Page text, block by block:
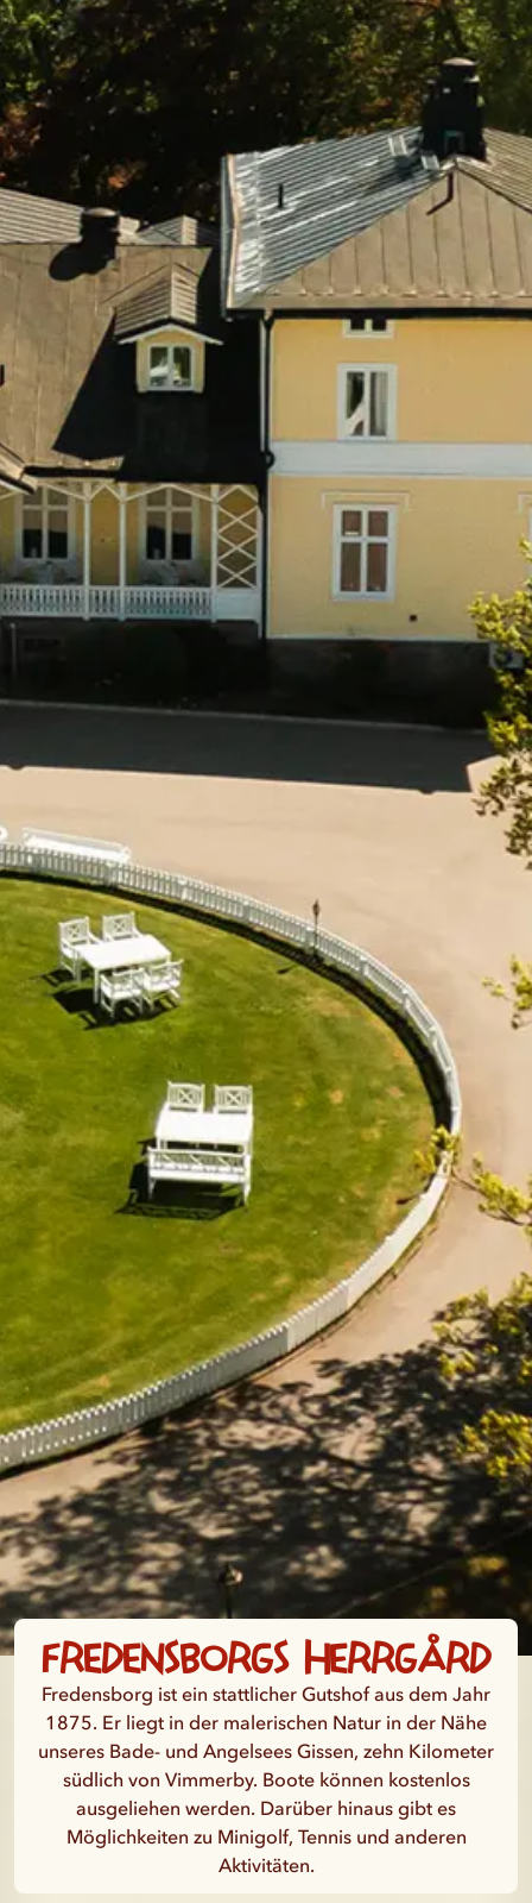
Fredensborgs Herrgård
Fredensborg ist ein stattlicher Gutshof aus dem Jahr
1875. Er liegt in der malerischen Natur in der Nähe
unseres Bade- und Angelsees Gissen, zehn Kilometer
südlich von Vimmerby. Boote können kostenlos
ausgeliehen werden. Darüber hinaus gibt es
Möglichkeiten zu Minigolf, Tennis und anderen
Aktivitäten.